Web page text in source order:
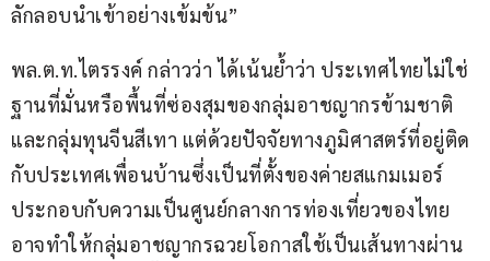
ลักลอบนำเข้าอย่างเข้มข้น”
พล.ต.ท.ไตรรงค์ กล่าวว่า ได้เน้นย้ำว่า ประเทศไทยไม่ใช่
ฐานที่มั่นหรือพื้นที่ซ่องสุมของกลุ่มอาชญากรข้ามชาติ
และกลุ่มทุนจีนสีเทา แต่ด้วยปัจจัยทางภูมิศาสตร์ที่อยู่ติด
กับประเทศเพื่อนบ้านซึ่งเป็นที่ตั้งของค่ายสแกมเมอร์
ประกอบกับความเป็นศูนย์กลางการท่องเที่ยวของไทย
อาจทำให้กลุ่มอาชญากรฉวยโอกาสใช้เป็นเส้นทางผ่าน